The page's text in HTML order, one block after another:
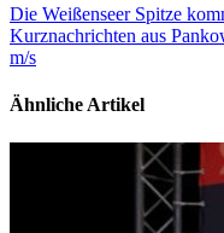
Die Weißenseer Spitze
Kurznachrichten aus
m/s
Ähnliche Artikel